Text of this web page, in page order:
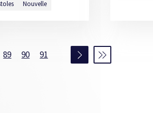
Nouvelle
89 90 91